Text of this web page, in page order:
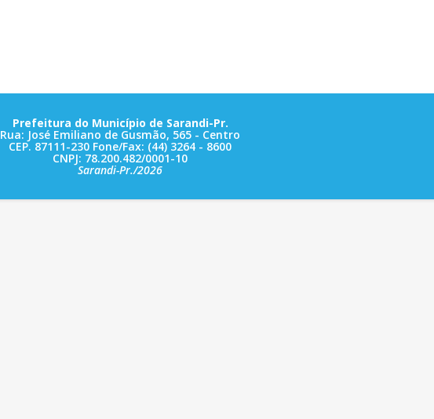
Prefeitura do Município de Sarandi-Pr.
Rua: José Emiliano de Gusmão, 565 - Centro
CEP. 87111-230 Fone/Fax: (44) 3264 - 8600
CNPJ: 78.200.482/0001-10
Sarandi-Pr./2026